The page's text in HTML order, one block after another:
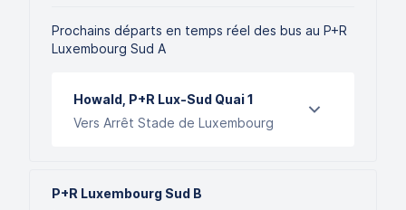
Prochains départs en temps réel des bus au P+R
Luxembourg Sud A
Howald, P+R Lux-Sud Quai 1
Vers Arrêt Stade de Luxembourg
P+R Luxembourg Sud B